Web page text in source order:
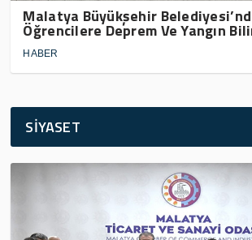
Malatya Büyükşehir
Öğrencilere Deprem Ve Yangın
HABER
SİYASET